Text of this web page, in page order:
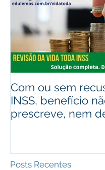
Com ou sem
INSS, benefício
prescreve, nem
Posts Recentes